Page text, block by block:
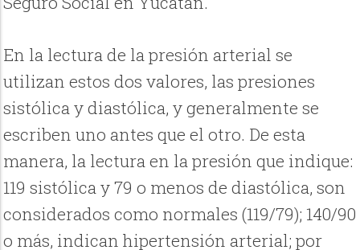
En la lectura de la presión arterial se
utilizan estos dos valores, las presiones
sistólica y diastólica, y generalmente se
escriben uno antes que el otro. De esta
manera, la lectura en la presión que indique:
119 sistólica y 79 o menos de diastólica, son
considerados como normales (119/79); 140/90
o más, indican hipertensión arterial; por